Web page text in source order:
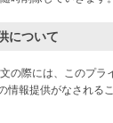
について
の際には、このプラ
情報提供がなされる